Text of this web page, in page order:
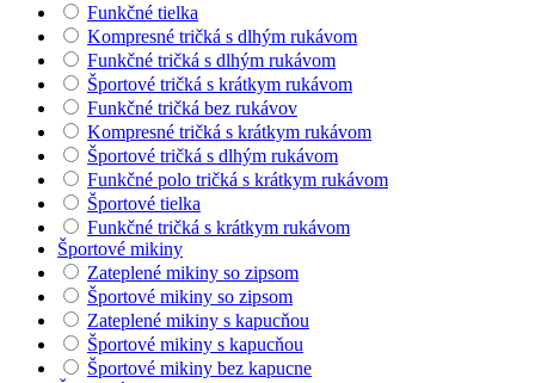
Funkčné tielka
Kompresné tričká s dlhým rukávom
Funkčné tričká s dlhým rukávom
Športové tričká s krátkym rukávom
Funkčné tričká bez rukávov
Kompresné tričká s krátkym rukávom
Športové tričká s dlhým rukávom
Funkčné polo tričká s krátkym rukávom
Športové tielka
Funkčné tričká s krátkym rukávom
Športové mikiny
Zateplené mikiny so zipsom
Športové mikiny so zipsom
Zateplené mikiny s kapucňou
Športové mikiny s kapucňou
Športové mikiny bez kapucne